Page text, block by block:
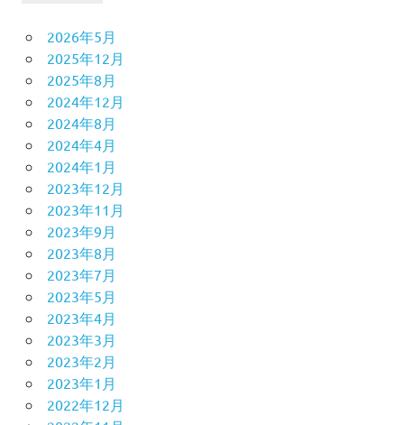
2026年5月
2025年12月
2025年8月
2024年12月
2024年8月
2024年4月
2024年1月
2023年12月
2023年11月
2023年9月
2023年8月
2023年7月
2023年5月
2023年4月
2023年3月
2023年2月
2023年1月
2022年12月